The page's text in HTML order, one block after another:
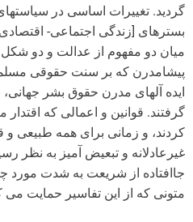
گردید. تغییرات اساسی در
بسترهای [زندگی اجتماعی-
میان دو مفهوم از عدالت و دو شکل
پیشامدرن که بر سنت حقوقی
ایده آلهای مدرن حقوق بشر جهانی،
گرفتند. قوانین و اعمالی که
کردند، و زمانی برای همه طبیعی و
غیرعادلانه و تبعیض آمیز به نظر
جاافتاده از شریعت به شدت مورد
متونی که از این تفاسیر حمایت می